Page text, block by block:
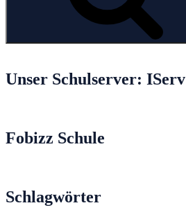
Unser Schulserver: IServ
Fobizz Schule
Schlagwörter